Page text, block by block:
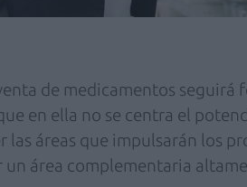
de medicamentos seguirá
en ella no se centra el
áreas que impulsarán los
área complementaria